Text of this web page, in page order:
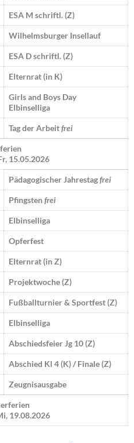
ESA M schriftl. (Z)
Wilhelmsburger Insellauf
ESA D schriftl. (Z)
Elternrat (in K)
Girls and Boys Day
Elbinselliga
Tag der Arbeitfrei
15.05.2026
Pädagogischer Jahrestagfrei
Pfingstenfrei
Elbinselliga
Opferfest
Elternrat (in Z)
Projektwoche (Z)
Fußballturnier & Sportfest (Z)
Elbinselliga
Abschiedsfeier Jg 10 (Z)
Abschied Kl 4 (K) / Finale (Z)
Zeugnisausgabe
19.08.2026